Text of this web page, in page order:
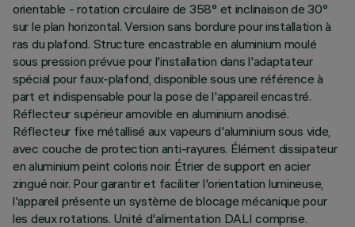
orientable - rotation circulaire de 358° et inclinaison de 30°
sur le plan horizontal. Version sans bordure pour installation à
ras du plafond. Structure encastrable en aluminium moulé
sous pression prévue pour l'installation dans l'adaptateur
spécial pour faux-plafond, disponible sous une référence à
part et indispensable pour la pose de l'appareil encastré.
Réflecteur supérieur amovible en aluminium anodisé.
Réflecteur fixe métallisé aux vapeurs d'aluminium sous vide,
avec couche de protection anti-rayures. Élément dissipateur
en aluminium peint coloris noir. Étrier de support en acier
zingué noir. Pour garantir et faciliter l'orientation lumineuse,
l'appareil présente un système de blocage mécanique pour
les deux rotations. Unité d'alimentation DALI comprise.